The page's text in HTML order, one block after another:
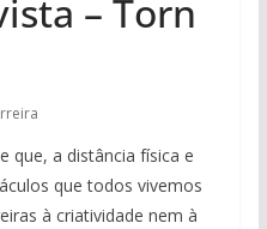
– Torn
que, a distância física e
que todos vivemos
à criatividade nem à